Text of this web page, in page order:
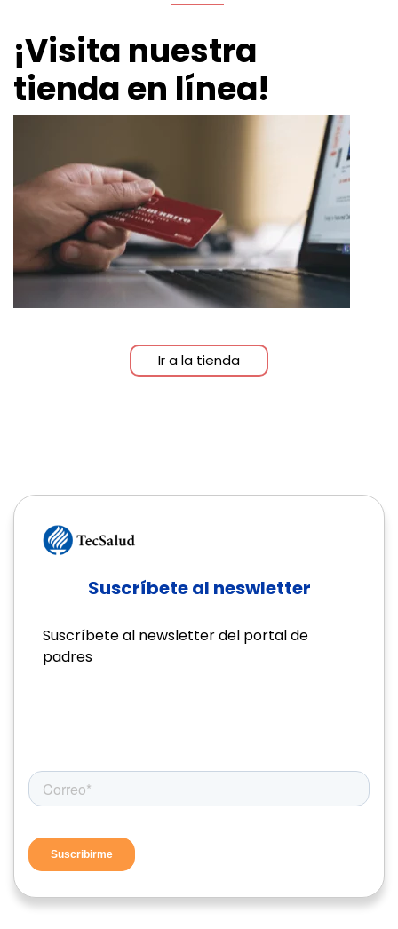
¡Visita nuestra
tienda en línea!
Ir a la tienda
Suscríbete al neswletter
Suscríbete al newsletter del portal de
padres